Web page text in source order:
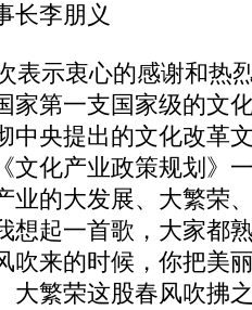
长李朋义
示衷心的感谢和热
家第一支国家级的文
中央提出的文化改革
文化产业政策规划》
业的大发展、大繁荣
想起一首歌，大家都
吹来的时候，你把美
大繁荣这股春风吹拂